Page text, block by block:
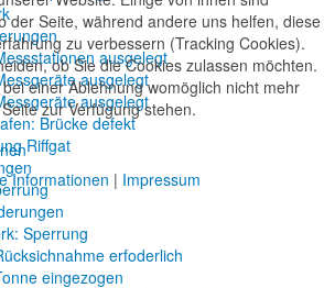
ausgelegt
ausgelegt
ausgelegt
Brücke defekt
Riffgat
Sperrung
erfoderlich
eingezogen
der Seite, während andere uns helfen, diese
zu verbessern (Tracking Cookies).
ob Sie die Cookies zulassen möchten.
einer Ablehnung womöglich nicht mehr
zur Verfügung stehen.
Informationen | Impressum